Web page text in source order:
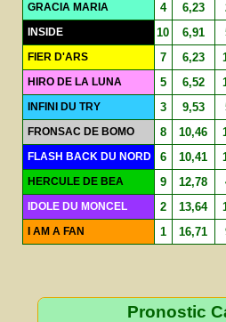
GRACIA MARIA 4 6,23
INSIDE 10 6,91
FIER D'ARS 7 6,23
HIRO DE LA LUNA 5 6,52
INFINI DU TRY 3 9,53
FRONSAC DE BOMO 8 10,46
FLASH BACK DU NORD 6 10,41
HERCULE DE BEA 9 12,78
IDOLE DU MONCEL 2 13,64
I AM A FAN 1 16,71
Pronostic